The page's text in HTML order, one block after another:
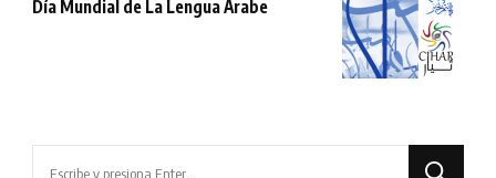
Día Mundial de La Lengua Árabe